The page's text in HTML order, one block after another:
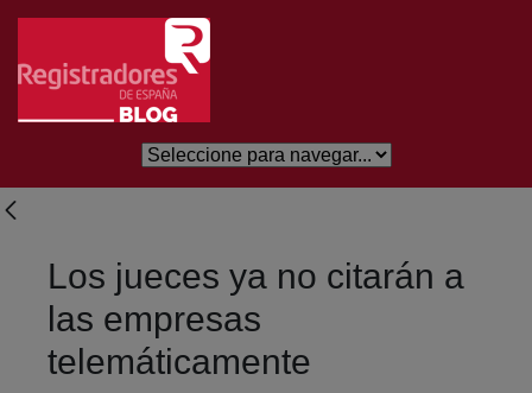
Saltar al contenido principal
Los jueces ya no citarán a
las empresas
telemáticamente